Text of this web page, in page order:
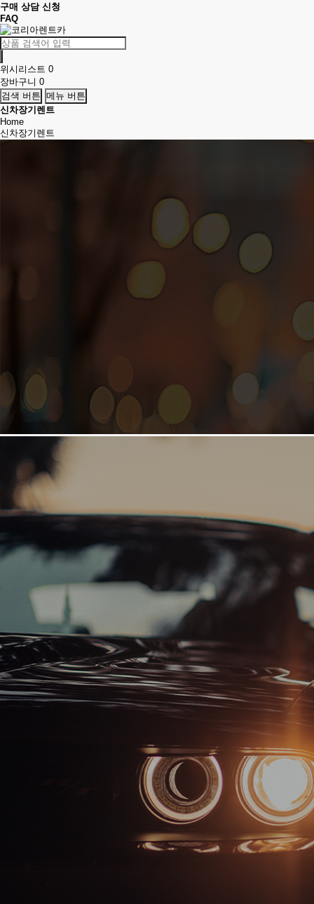
구매 상담 신청
FAQ
위시리스트 0
장바구니 0
검색 버튼 메뉴 버튼
신차장기렌트
Home
신차장기렌트